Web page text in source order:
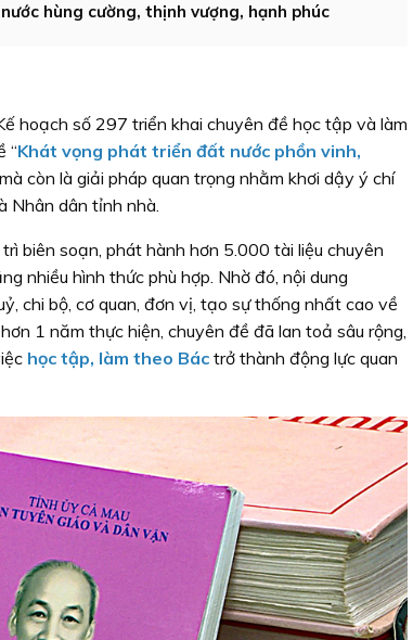
hùng cường, thịnh vượng, hạnh phúc
hoạch số 297 triển khai chuyên đề học tập và làm
“Khát vọng phát triển đất nước phồn vinh,
còn là giải pháp quan trọng nhằm khơi dậy ý chí
Nhân dân tỉnh nhà.
biên soạn, phát hành hơn 5.000 tài liệu chuyên
nhiều hình thức phù hợp. Nhờ đó, nội dung
chi bộ, cơ quan, đơn vị, tạo sự thống nhất cao về
1 năm thực hiện, chuyên đề đã lan toả sâu rộng,
học tập, làm theo Bác trở thành động lực quan